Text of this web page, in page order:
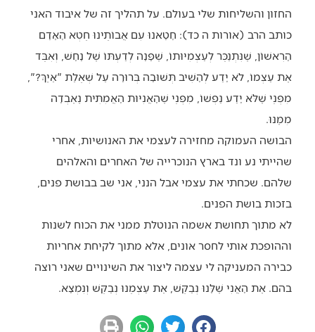
החזון והשליחות שלי בעולם. על תהליך זה של איבוד האני
כותב הרב (אורות ה כד): חָטָאנוּ עִם אֲבוֹתֵינוּ חֵטְא הָאָדָם
הָרִאשׁוֹן, שֶׁנִּתְנַכֵּר לְעַצְמִיּוּתוֹ, שֶׁפָּנָה לְדַעְתּוֹ שֶׁל נָחָשׁ, וְאִבֵּד
אֶת עַצְמוֹ, לֹא יָדַע לְהָשִׁיב תְּשׁוּבָה בְּרוּרָה עַל שְׁאֵלַת "אַיֶךָּ?",
מִפְּנֵי שֶׁלֹּא יָדַע נַפְשׁוֹ, מִפְּנֵי שֶׁהָאֲנִיּוּת הָאֲמִתִּית נֶאֶבְדָה
מִמֶּנּוּ.
הבושה העמוקה מחזירה לעצמי את האנושיות, אחרי
שהייתי נע ונד בארץ הנוכרייה של האחרים והאלהים
שלהם. שכחתי את עצמי אבל הנני, אני שב בבושת פנים,
בזכות בושת הפנים.
לא מתוך תחושת אשמה הנוטלת ממני את הכוח לשנות
וההופכת אותי לחסר אונים, אלא מתוך לקיחת אחריות
כבירה המעניקה לי עצמה ליצור את השינויים שאני רוצה
בהם. אֶת הָאֲנִי שֶׁלָּנוּ נְבַקֵּשׁ, אֶת עַצְמֵנוּ נְבַקֵּשׁ וְנִמְצָא.